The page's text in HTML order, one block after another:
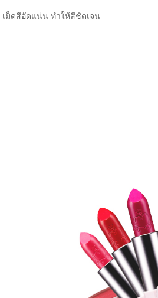
ม็ดสีอัดแน่น ทำให้สีชัดเจน